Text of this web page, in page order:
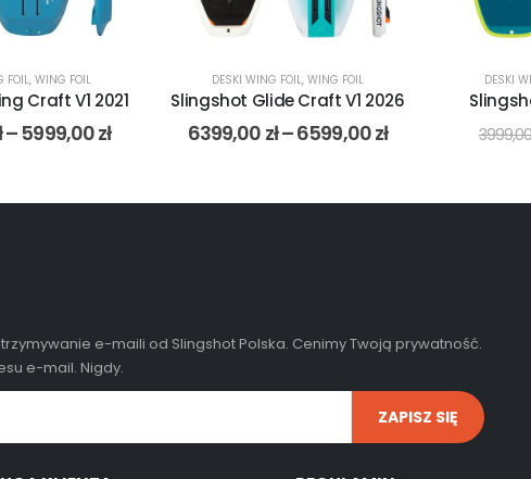
FOIL, WING FOIL
Craft V1 2021
– 5999,00zł
DESKI WING FOIL, WING FOIL
Slingshot Glide Craft V1 2026
6399,00 zł–6599,00zł
DESKI
e-maili od Slingshot Polska. Cenimy Twoją prywatność.
e-mail. Nigdy.